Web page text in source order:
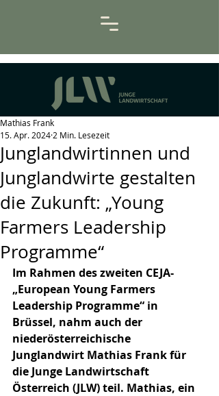
Junglandwirtinnen und
Junglandwirte gestalten
die Zukunft: „Young
Farmers Leadership
Programme“
Mathias Frank
15. Apr. 2024 2 Min. Lesezeit
Im Rahmen des zweiten CEJA-
„European Young Farmers
Leadership Programme“ in
Brüssel, nahm auch der
niederösterreichische
Junglandwirt Mathias Frank für
die Junge Landwirtschaft
Österreich (JLW) teil. Mathias, ein